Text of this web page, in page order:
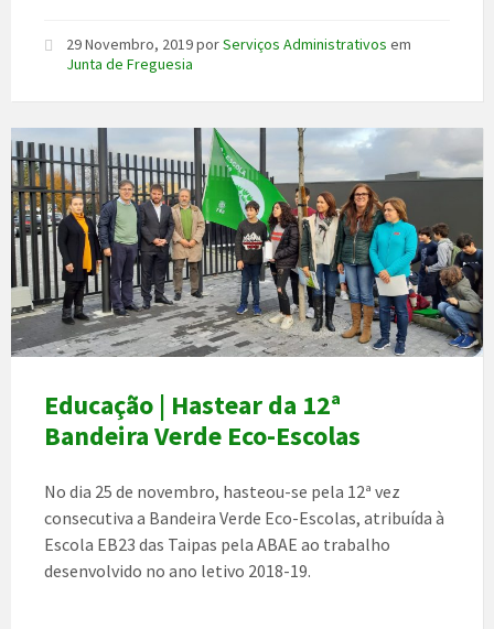
29 Novembro, 2019porServiços Administrativos em
Junta de Freguesia
Educação | Hastear da 12ª
Bandeira Verde Eco-Escolas
No dia 25 de novembro, hasteou-se pela 12ª vez
consecutiva a Bandeira Verde Eco-Escolas, atribuída à
Escola EB23 das Taipas pela ABAE ao trabalho
desenvolvido no ano letivo 2018-19.